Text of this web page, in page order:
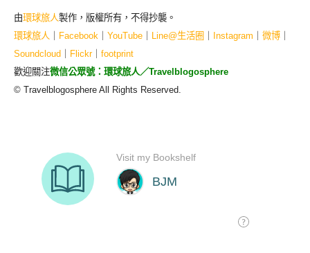
由環球旅人製作，版權所有，不得抄襲。
環球旅人
Facebook YouTube Line@生活圈 Instagram 微博
Soundcloud
Flickr｜ footprint
歡迎關注微信公眾號：環球旅人／Travelblogosphere
© Travelblogosphere All Rights Reserved.